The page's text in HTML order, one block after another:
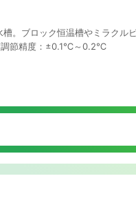
ブロック恒温槽やミラクル
節精度：±0.1℃～0.2℃